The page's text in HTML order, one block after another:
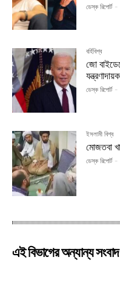
ডেস্ক রিপোর্ট -
বর্হিবিশ্ব
জো
ডেস্ক রিপোর্ট -
ইসলামী বিশ্ব
মোজতবা
ডেস্ক রিপোর্ট -
এই বিভাগের অন্যান্য সংবাদ